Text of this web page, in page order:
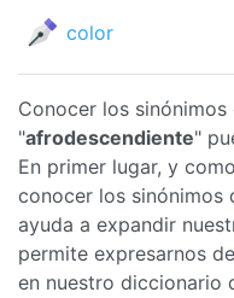
color
Conocer los sinónimos
"afrodescendiente"
En primer lugar, y
conocer los sinónimos
ayuda a expandir
permite expresarnos
en nuestro diccionario